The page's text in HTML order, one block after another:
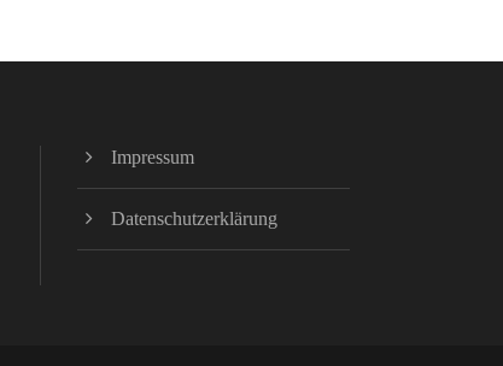
Impressum
Datenschutzerklärung